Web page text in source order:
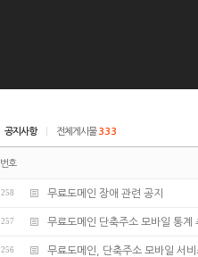
공지사항 전체게시물333
번호
258 무료도메인 장애 관련 공지
257 무료도메인 단축주소 모바일 통계
256 무료도메인, 단축주소 모바일 서